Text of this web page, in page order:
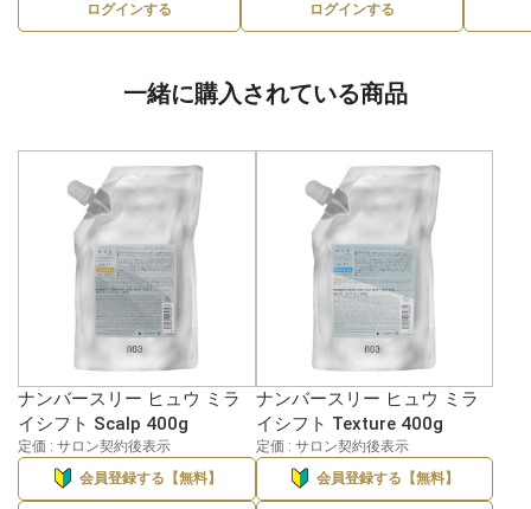
ログインする ログインする
一緒に購入されている商品
ナンバースリー ヒュウ ミラ
イシフト Scalp 400g
定価 : サロン契約後表示
会員登録する【無料】
ナンバースリー ヒュウ ミラ
イシフト Texture 400g
定価 : サロン契約後表示
会員登録する【無料】